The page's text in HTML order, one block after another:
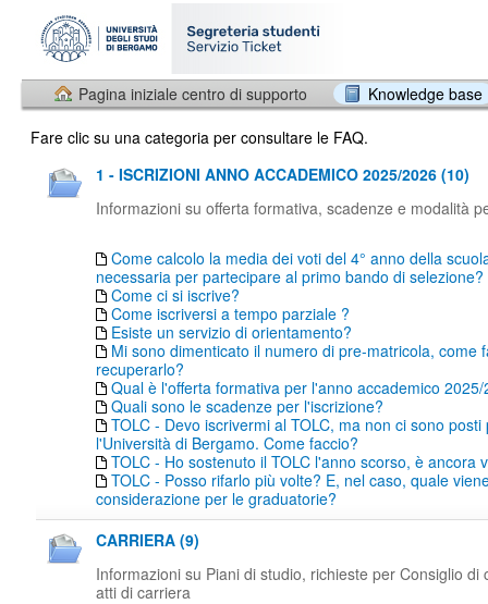
Pagina iniziale centro di supporto
Knowledge base
Fare clic su una categoria per consultare le FAQ.
1 - ISCRIZIONI ANNO ACCADEMICO 2025/2026 (10)
Informazioni su offerta formativa, scadenze e modalità
Come calcolo la media dei voti del 4° anno della
necessaria per partecipare al primo bando di selezione?
Come ci si iscrive?
Come iscriversi a tempo parziale ?
Esiste un servizio di orientamento?
Mi sono dimenticato il numero di pre-matricola, come
recuperarlo?
Qual è l'offerta formativa per l'anno accademico
Quali sono le scadenze per l'iscrizione?
TOLC - Devo iscrivermi al TOLC, ma non ci sono posti
l'Università di Bergamo. Come faccio?
TOLC - Ho sostenuto il TOLC l'anno scorso, è ancora
TOLC - Posso rifarlo più volte? E, nel caso, quale
considerazione per le graduatorie?
CARRIERA (9)
Informazioni su Piani di studio, richieste per Consiglio di
atti di carriera